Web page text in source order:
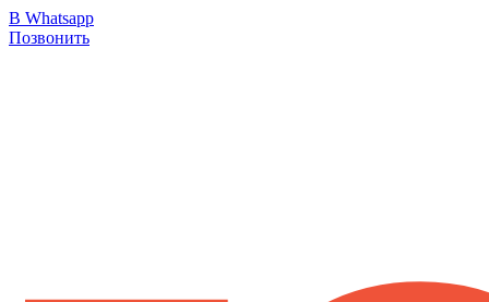
В Whatsapp
Позвонить